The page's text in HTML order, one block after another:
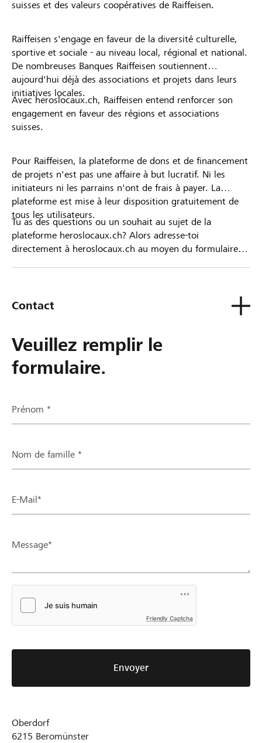
suisses et des valeurs coopératives de Raiffeisen.
Raiffeisen s'engage en faveur de la diversité culturelle,
sportive et sociale - au niveau local, régional et national.
De nombreuses Banques Raiffeisen soutiennent
aujourd'hui déjà des associations et projets dans leurs
initiatives locales.
Avec heroslocaux.ch, Raiffeisen entend renforcer son
engagement en faveur des régions et associations
suisses.
Pour Raiffeisen, la plateforme de dons et de financement
de projets n'est pas une affaire à but lucratif. Ni les
initiateurs ni les parrains n'ont de frais à payer. La
plateforme est mise à leur disposition gratuitement de
tous les utilisateurs.
Tu as des questions ou un souhait au sujet de la
plateforme heroslocaux.ch? Alors adresse-toi
directement à heroslocaux.ch au moyen du formulaire
Contact
Veuillez remplir le
formulaire.
Prénom *
Nom de famille *
E-Mail*
Message*
Friendly Captcha
Envoyer
Oberdorf
6215 Beromünster